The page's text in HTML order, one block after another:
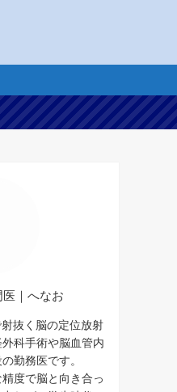
｜へなお
抜く脳の定位放射
科手術や脳血管内
勤務医です。
度で脳と向き合っ